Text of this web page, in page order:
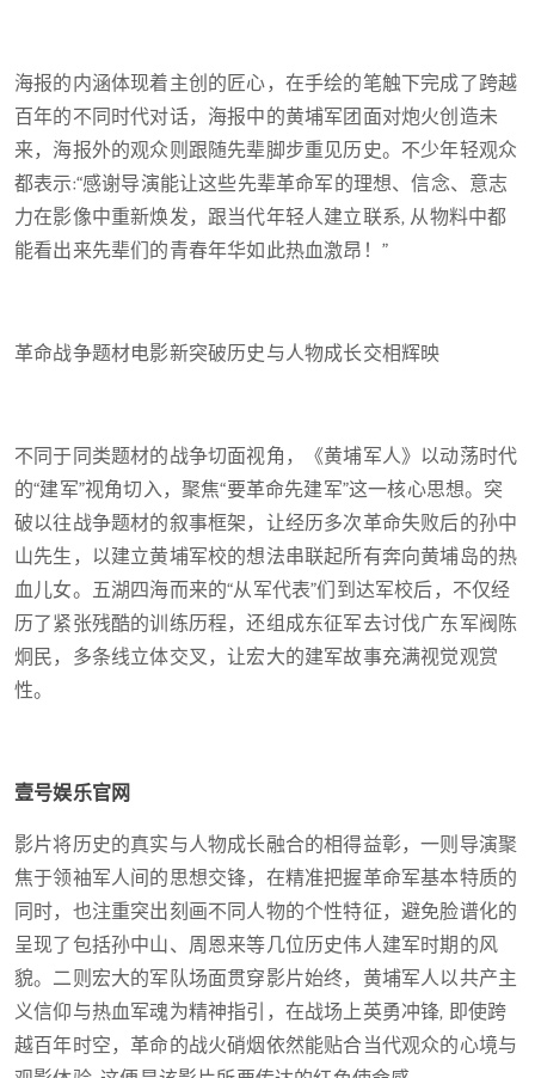
海报的内涵体现着主创的匠心，在手绘的笔触下完成了跨越
百年的不同时代对话，海报中的黄埔军团面对炮火创造未
来，海报外的观众则跟随先辈脚步重见历史。不少年轻观众
都表示:“感谢导演能让这些先辈革命军的理想、信念、意志
力在影像中重新焕发，跟当代年轻人建立联系, 从物料中都
能看出来先辈们的青春年华如此热血激昂！”
革命战争题材电影新突破历史与人物成长交相辉映
不同于同类题材的战争切面视角，《黄埔军人》以动荡时代
的“建军”视角切入，聚焦“要革命先建军”这一核心思想。突
破以往战争题材的叙事框架，让经历多次革命失败后的孙中
山先生，以建立黄埔军校的想法串联起所有奔向黄埔岛的热
血儿女。五湖四海而来的“从军代表”们到达军校后，不仅经
历了紧张残酷的训练历程，还组成东征军去讨伐广东军阀陈
炯民，多条线立体交叉，让宏大的建军故事充满视觉观赏
性。
壹号娱乐官网
影片将历史的真实与人物成长融合的相得益彰，一则导演聚
焦于领袖军人间的思想交锋，在精准把握革命军基本特质的
同时，也注重突出刻画不同人物的个性特征，避免脸谱化的
呈现了包括孙中山、周恩来等几位历史伟人建军时期的风
貌。二则宏大的军队场面贯穿影片始终，黄埔军人以共产主
义信仰与热血军魂为精神指引，在战场上英勇冲锋, 即使跨
越百年时空，革命的战火硝烟依然能贴合当代观众的心境与